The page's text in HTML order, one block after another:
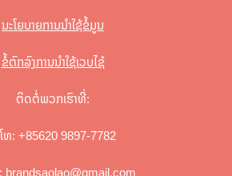
ນະໂຍບາຍການນຳໃຊ້ຂໍ້ມູນ
ຂໍ້ຕົກລົງການນຳໃຊ້ເວບໄຊ໋
ຕິດຕໍ່ພວກເຮົາທີ່:
ທ: +85620 9897-7782